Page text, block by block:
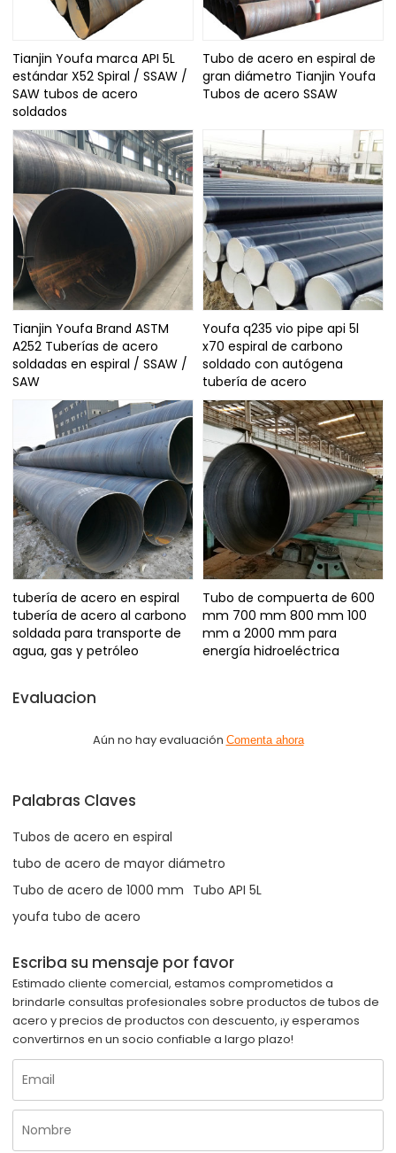
Tianjin Youfa marca API 5L
estándar X52 Spiral / SSAW /
SAW tubos de acero
soldados
Tubo de acero en espiral de
gran diámetro Tianjin Youfa
Tubos de acero SSAW
Tianjin Youfa Brand ASTM
A252 Tuberías de acero
soldadas en espiral / SSAW /
SAW
Youfa q235 vio pipe api 5l
x70 espiral de carbono
soldado con autógena
tubería de acero
tubería de acero en espiral
tubería de acero al carbono
soldada para transporte de
agua, gas y petróleo
Tubo de compuerta de 600
mm 700 mm 800 mm 100
mm a 2000 mm para
energía hidroeléctrica
Evaluacion
Aún no hay evaluación Comenta ahora
Palabras Claves
Tubos de acero en espiral
tubo de acero de mayor diámetro
Tubo de acero de 1000 mm Tubo API 5L
youfa tubo de acero
Escriba su mensaje por favor
Estimado cliente comercial, estamos comprometidos a
brindarle consultas profesionales sobre productos de tubos de
acero y precios de productos con descuento, ¡y esperamos
convertirnos en un socio confiable a largo plazo!